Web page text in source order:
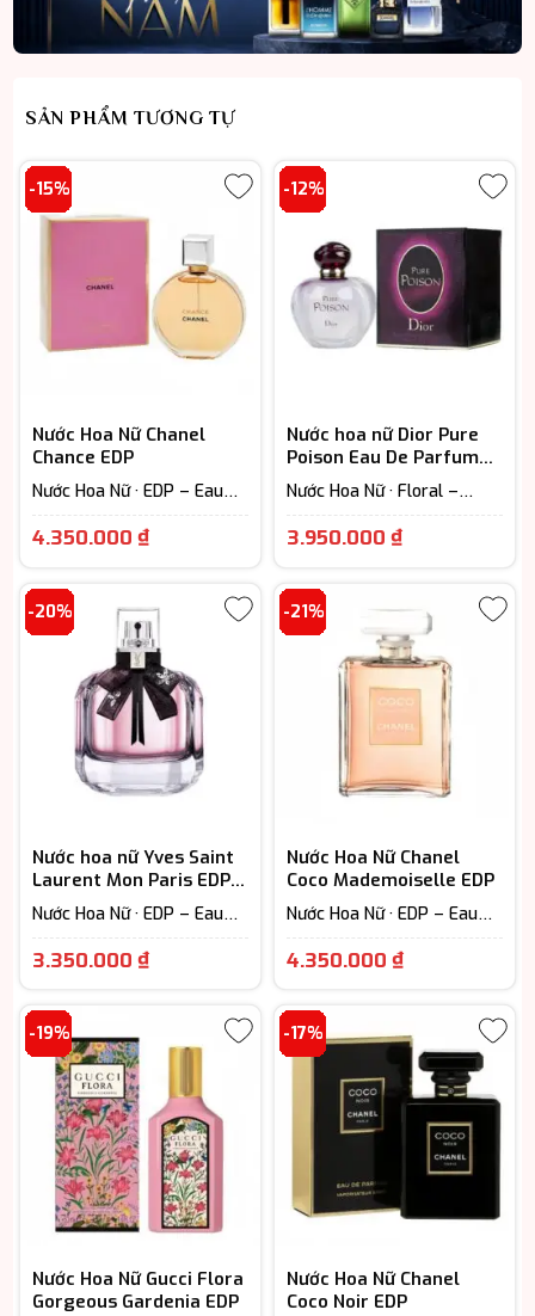
SẢN PHẨM TƯƠNG TỰ
-15%
Nước Hoa Nữ Chanel
Chance EDP
Nước Hoa Nữ · EDP – Eau
7-12h) · Floral – Hương hoa
4.350.000₫Giá
là:
4.350.000 ₫.
-12%
Nước hoa nữ Dior Pure
Poison Eau De Parfum
cao cấp
Nước Hoa Nữ · Floral –
3.950.000 ₫Giá
là:
3.950.000
-20%
Nước hoa nữ Yves Saint
Laurent Mon Paris EDP
chính hãng
Nước Hoa Nữ · EDP – Eau
7-12h) · Fruity - Hương trái
3.350.000₫Giá
là:
-21%
Nước Hoa Nữ Chanel
Coco Mademoiselle EDP
Nước Hoa Nữ · EDP – Eau
7-12h) · Extrait - Parfum
4.350.000 ₫Giá
là:
4.350.000
-19%
Nước Hoa Nữ Gucci Flora
Gorgeous Gardenia EDP
-17%
Nước Hoa Nữ Chanel
Coco Noir EDP